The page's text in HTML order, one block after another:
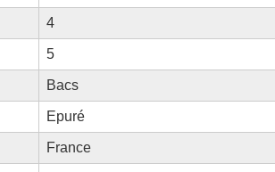
4
5
Bacs
Epuré
France